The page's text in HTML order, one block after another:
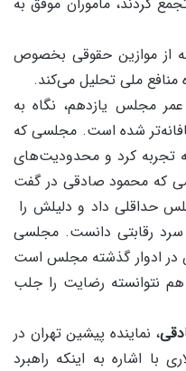
از موازین حقوقی بخصوص
منافع ملی تحلیل می‌کند.
مجلس یازدهم، نگاه‌ به
شده است. مجلسی که
بسیاری را در عمر ۴ ساله تجربه کرد و محدودیت‌های
که محمود صادقی در گفت
حداقلی داد و دلیلش را
رقابتی دانست. مجلسی
ادوار گذشته مجلس است
نتوانسته رضایت را جلب
، نماینده پیشین تهران در
با اشاره به اینکه راهبرد